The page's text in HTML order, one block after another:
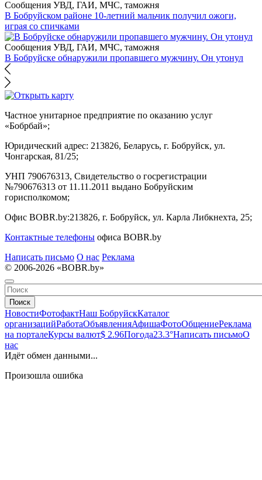
Сообщения УВД, ГАИ, МЧС, таможня
В Бобруйском районе 10-летний мальчик получил ожоги,
играя со спичками
Сообщения УВД, ГАИ, МЧС, таможня
В Бобруйске обнаружили пропавшего мужчину. Он утонул
Частное унитарное предприятие по оказанию услуг
«Бобрбай»;
Юридический адрес: 213826, Беларусь, г. Бобруйск, ул.
Чонгарская, 81/25;
УНП 790676313, Свидетельство о госрегистрации
№790676313 от 11.11.2011 выдано Бобруйским
горисполкомом;
Офис BOBR.by:213826, г. Бобруйск, ул. Карла Либкнехта, 25;
Контактные телефоны офиса BOBR.by
Написать письмо О нас Реклама
© 2006-2026 «BOBR.by»
Поиск
НовостиФотофактНаш БобруйскКаталог
организацийРаботаОбъявленияАфишаФотоОбщениеРеклама
на порталеКурсы валют$ 2.96Погода23.3°Написать письмоО
нас
Идёт обмен данными...
Произошла ошибка